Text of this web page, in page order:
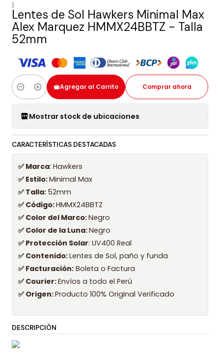
|
Lentes de Sol Hawkers Minimal Max
Alex Marquez HMMX24BBTZ - Talla
52mm
Cantidad
Agregar al Carrito Comprar ahora
Mostrar stock de ubicaciones
CARACTERÍSTICAS DESTACADAS
✅ Marca: Hawkers
✅ Estilo:Minimal Max
✅ Talla: 52mm
✅ Código:HMMX24BBTZ
✅ Color del Marco:Negro
✅ Color de la Luna:Negro
✅ Protección Solar: UV400 Real
✅ Contenido:Lentes de Sol, paño y funda
✅ Facturación: Boleta o Factura
✅ Courier:Envíos a todo el Perú
✅ Origen:Producto 100% Original Verificado
DESCRIPCIÓN